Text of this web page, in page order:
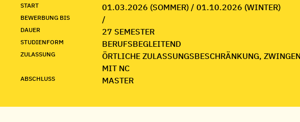
START 01.03.2026 (SOMMER) / 01.10.2026 (WINTER)
BEWERBUNG BIS /
DAUER 27 SEMESTER
STUDIENFORM BERUFSBEGLEITEND
ZULASSUNG
ÖRTLICHE ZULASSUNGSBESCHRÄNKUNG,
MIT NC
ABSCHLUSS MASTER